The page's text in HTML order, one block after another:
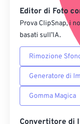
Editor di Foto
Prova ClipSnap, i
basati sull’IA.
Rimozione
Generatore di
Gomma Magica
Convertitore di